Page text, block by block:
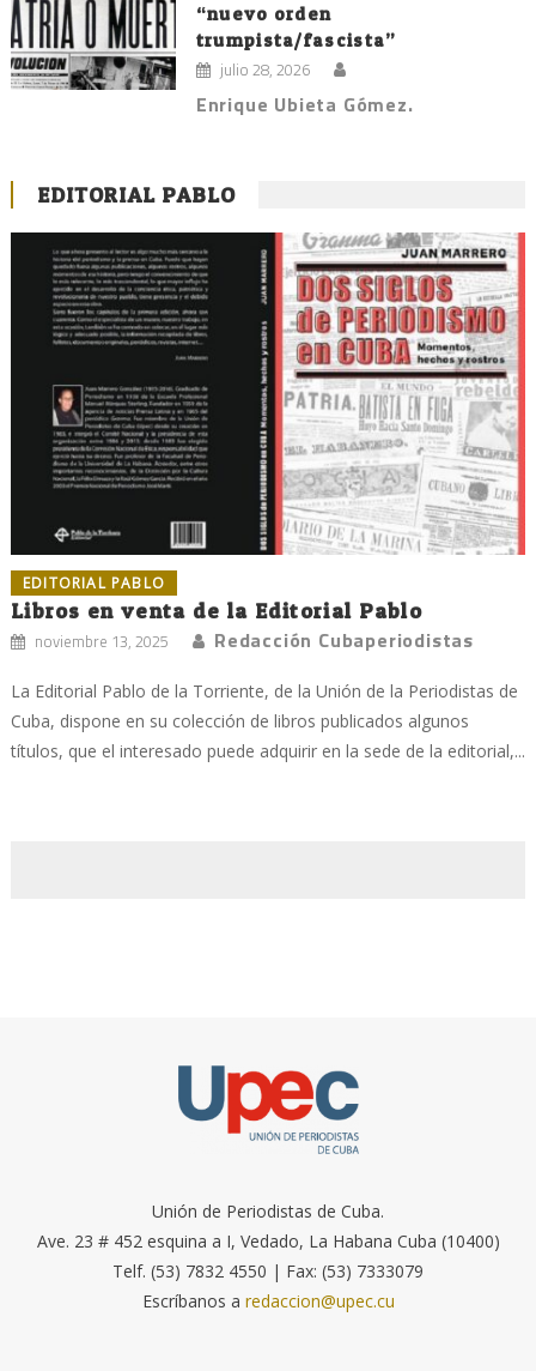
“nuevo orden
trumpista/fascista”
julio 28, 2026
Enrique Ubieta Gómez.
EDITORIAL PABLO
EDITORIAL PABLO
Libros en venta de la Editorial Pablo
noviembre 13, 2025 Redacción Cubaperiodistas
La Editorial Pablo de la Torriente, de la Unión de la Periodistas de
Cuba, dispone en su colección de libros publicados algunos
títulos, que el interesado puede adquirir en la sede de la editorial,...
Unión de Periodistas de Cuba.
Ave. 23 # 452 esquina a I, Vedado, La Habana Cuba (10400)
Telf. (53) 7832 4550 | Fax: (53) 7333079
Escríbanos a redaccion@upec.cu